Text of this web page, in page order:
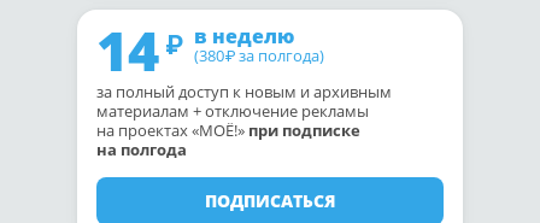
14 в неделю
(380₽ за полгода)
за полный доступ к новым и архивным
материалам + отключение рекламы
на проектах «МОЁ!» при подписке
на полгода
ПОДПИСАТЬСЯ